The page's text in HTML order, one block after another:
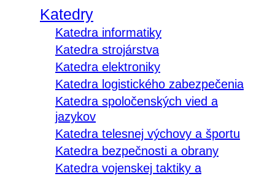
Katedry
Katedra informatiky
Katedra strojárstva
Katedra elektroniky
Katedra logistického zabezpečenia
Katedra spoločenských vied a
jazykov
Katedra telesnej výchovy a športu
Katedra bezpečnosti a obrany
Katedra vojenskej taktiky a